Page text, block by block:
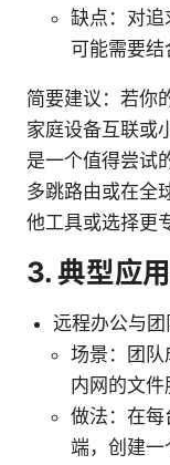
缺点：对追
可能需要结
简要建议：若你
家庭设备互联或
是一个值得尝试
多跳路由或在全
他工具或选择更
3. 典型应
远程办公与
场景：团队
内网的文件
做法：在
端，创建